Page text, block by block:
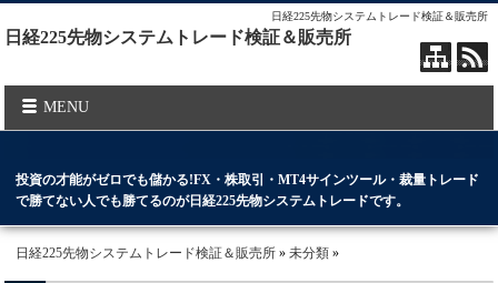
日経225先物システムトレード検証＆販売所
日経225先物システムトレード検証＆販売所
MENU
投資の才能がゼロでも儲かる!FX・株取引・MT4サインツール・裁量トレード
で勝てない人でも勝てるのが日経225先物システムトレードです。
日経225先物システムトレード検証＆販売所 »未分類 »